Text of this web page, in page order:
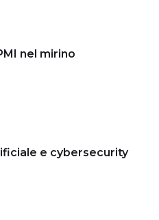
nel mirino
e cybersecurity